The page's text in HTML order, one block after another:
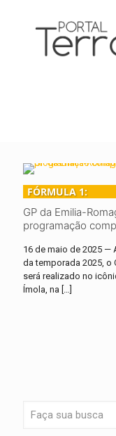
FÓRMULA 1:
GP da Emilia-
programação
16 de maio de 2025 —
da temporada 2025, o
será realizado no
Ímola, na